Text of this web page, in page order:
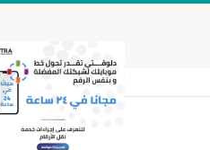
الخميس 6 أغسطس 2026